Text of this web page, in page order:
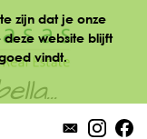
zijn dat je onze
website blijft
vindt.